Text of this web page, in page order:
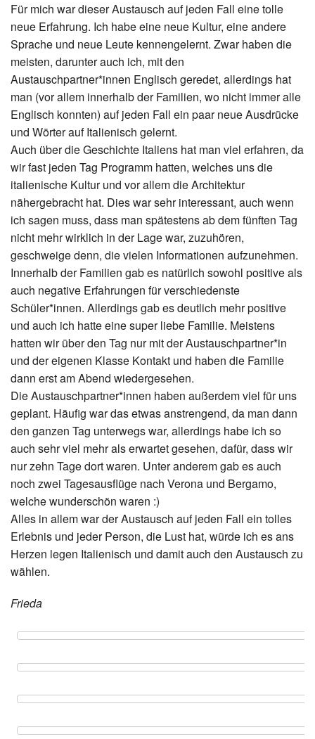
Für mich war dieser Austausch auf jeden Fall eine tolle
neue Erfahrung. Ich habe eine neue Kultur, eine andere
Sprache und neue Leute kennengelernt. Zwar haben die
meisten, darunter auch ich, mit den
Austauschpartner*innen Englisch geredet, allerdings hat
man (vor allem innerhalb der Familien, wo nicht immer alle
Englisch konnten) auf jeden Fall ein paar neue Ausdrücke
und Wörter auf Italienisch gelernt.
Auch über die Geschichte Italiens hat man viel erfahren, da
wir fast jeden Tag Programm hatten, welches uns die
italienische Kultur und vor allem die Architektur
nähergebracht hat. Dies war sehr interessant, auch wenn
ich sagen muss, dass man spätestens ab dem fünften Tag
nicht mehr wirklich in der Lage war, zuzuhören,
geschweige denn, die vielen Informationen aufzunehmen.
Innerhalb der Familien gab es natürlich sowohl positive als
auch negative Erfahrungen für verschiedenste
Schüler*innen. Allerdings gab es deutlich mehr positive
und auch ich hatte eine super liebe Familie. Meistens
hatten wir über den Tag nur mit der Austauschpartner*in
und der eigenen Klasse Kontakt und haben die Familie
dann erst am Abend wiedergesehen.
Die Austauschpartner*innen haben außerdem viel für uns
geplant. Häufig war das etwas anstrengend, da man dann
den ganzen Tag unterwegs war, allerdings habe ich so
auch sehr viel mehr als erwartet gesehen, dafür, dass wir
nur zehn Tage dort waren. Unter anderem gab es auch
noch zwei Tagesausflüge nach Verona und Bergamo,
welche wunderschön waren :)
Alles in allem war der Austausch auf jeden Fall ein tolles
Erlebnis und jeder Person, die Lust hat, würde ich es ans
Herzen legen Italienisch und damit auch den Austausch zu
wählen.
Frieda